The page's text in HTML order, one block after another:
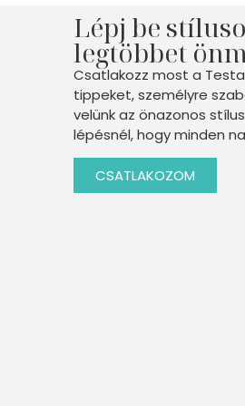
Lépj be
legtöbbet
Csatlakozz most a
tippeket, személyre
velünk az önazonos
lépésnél, hogy minden
CSATLAKOZOM